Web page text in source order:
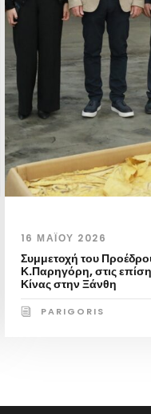
16 ΜΑΪ́ΟΥ 2026
Συμμετοχή του
Κ.Παρηγόρη, στις
Κίνας στην Ξάνθη
PARIGORIS